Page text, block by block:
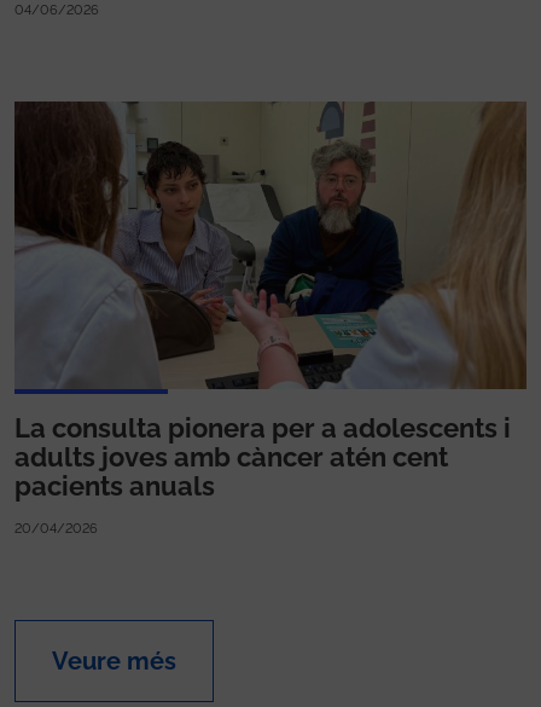
04/06/2026
La consulta pionera per a adolescents i
adults joves amb càncer atén cent
pacients anuals
20/04/2026
Veure més